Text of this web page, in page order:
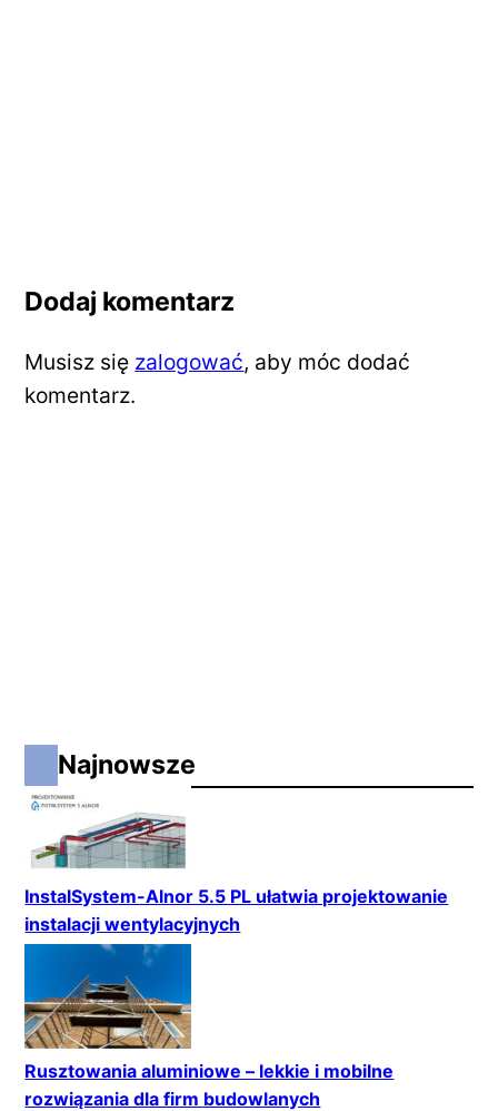
Dodaj komentarz
Musisz się zalogować, aby móc dodać
komentarz.
Najnowsze
InstalSystem-Alnor 5.5 PL ułatwia projektowanie
instalacji wentylacyjnych
Rusztowania aluminiowe – lekkie i mobilne
rozwiązania dla firm budowlanych